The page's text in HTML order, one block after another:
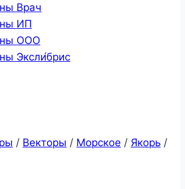
Врач
ИП
ООО
Эксли́брис
/ Векторы / Морское / Якорь /